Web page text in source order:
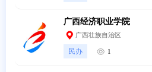
广西经济职业学院
广西壮族自治区
民办 1